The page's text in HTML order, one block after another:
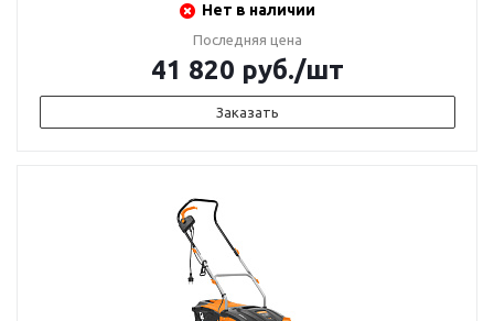
Нет в наличии
Последняя цена
41 820 руб./шт
Заказать